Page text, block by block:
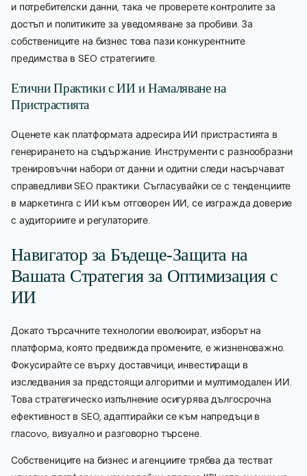
и потребителски данни, така че проверете контролите за
достъп и политиките за уведомяване за пробиви. За
собствениците на бизнес това пази конкурентните
предимства в SEO стратегиите.
Етични Практики с ИИ и Намаляване на
Пристрастията
Оценете как платформата адресира ИИ пристрастията в
генерирането на съдържание. Инструменти с разнообразни
тренировъчни набори от данни и одитни следи насърчават
справедливи SEO практики. Съгласувайки се с тенденциите
в маркетинга с ИИ към отговорен ИИ, се изгражда доверие
с аудиториите и регулаторите.
Навигатор за Бъдеще-Защита на
Вашата Стратегия за Оптимизация с
ИИ
Докато търсачните технологии еволюират, изборът на
платформа, която предвижда промените, е жизненоважно.
Фокусирайте се върху доставчици, инвестиращи в
изследвания за предстоящи алгоритми и мултимодален ИИ.
Това стратегическо изпълнение осигурява дългосрочна
ефективност в SEO, адаптирайки се към напредъци в
гласovo, визуално и разговорно търсене.
Собствениците на бизнес и агенциите трябва да тестват